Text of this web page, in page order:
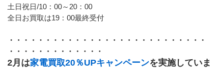
土日祝日/10：00～20：00
全日お買取は19：00最終受付
・・・・・・・・・・・・・・・・・・・・・・・・・・・
・・・・・・・・・・・・・
2月は家電買取20％UPキャンペーンを実施していま